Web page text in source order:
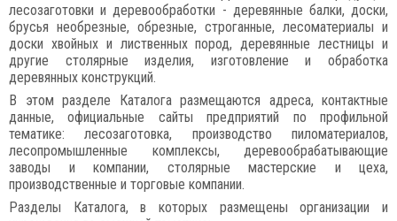
лесозаготовки и деревообработки - деревянные балки, доски,
брусья необрезные, обрезные, строганные, лесоматериалы и
доски хвойных и лиственных пород, деревянные лестницы и
другие столярные изделия, изготовление и обработка
деревянных конструкций.
В этом разделе Каталога размещаются адреса, контактные
данные, официальные сайты предприятий по профильной
тематике: лесозаготовка, производство пиломатериалов,
лесопромышленные комплексы, деревообрабатывающие
заводы и компании, столярные мастерские и цеха,
производственные и торговые компании.
Разделы Каталога, в которых размещены организации и